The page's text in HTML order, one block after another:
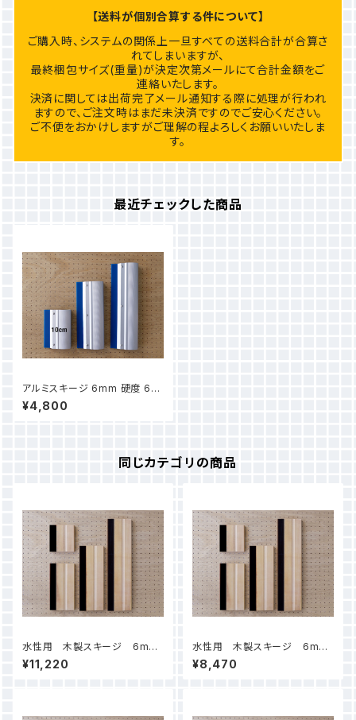
【送料が個別合算する件について】
ご購入時、システムの関係上一旦すべての送料合計が合算さ
れてしまいますが、
最終梱包サイズ(重量)が決定次第メールにて合計金額をご
連絡いたします。
決済に関しては出荷完了メール通知する際に処理が行われ
ますので、ご注文時はまだ未決済ですのでご安心ください。
ご不便をおかけしますがご理解の程よろしくお願いいたしま
す。
最近チェックした商品
アルミスキージ 6mm 硬度 65°
10cm
¥4,800
同じカテゴリの商品
水性用 木製スキージ 6mm
硬度 65° 50cm
¥11,220
水性用 木製スキージ 6mm
硬度 65° 35cm
¥8,470